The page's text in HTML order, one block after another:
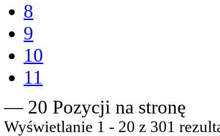
8
9
10
11
— 20 Pozycji na stronę
Wyświetlanie 1 - 20 z 301